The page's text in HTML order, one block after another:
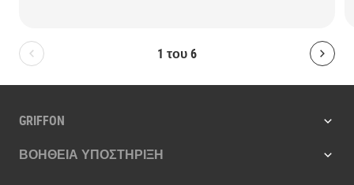
1 του6
Bolton.General.PreviousSlide
GRIFFON
ΒΟΉΘΕΙΑ ΥΠΟΣΤΉΡΙΞΗ